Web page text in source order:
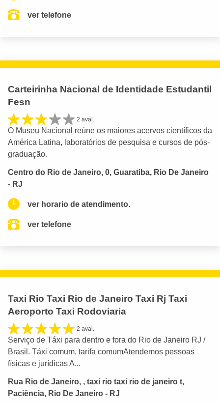
ver telefone
Carteirinha Nacional de Identidade Estudantil
Fesn
2 aval.
O Museu Nacional reúne os maiores acervos científicos da
América Latina, laboratórios de pesquisa e cursos de pós-
graduação.
Centro do Rio de Janeiro, 0, Guaratiba, Rio De Janeiro
- RJ
ver horario de atendimento.
ver telefone
Taxi Rio Taxi Rio de Janeiro Taxi Rj Taxi
Aeroporto Taxi Rodoviaria
2 aval.
Serviço de Táxi para dentro e fora do Rio de Janeiro RJ /
Brasil. Táxi comum, tarifa comumAtendemos pessoas
físicas e jurídicas A...
Rua Rio de Janeiro, , taxi rio taxi rio de janeiro t,
Paciência, Rio De Janeiro - RJ